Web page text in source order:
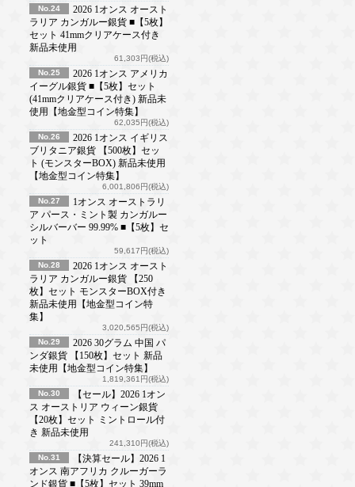
No.24
2026 1オンス オースト
ラリア カンガルー銀貨 ■【5枚】
セット 41mmクリアケース付き
新品未使用
61,303円(税込)
No.25
2026 1オンス アメリカ
イーグル銀貨 ■【5枚】セット
(41mmクリアケース付き) 新品未
使用【地金型コイン特集】
62,035円(税込)
No.26
2026 1オンス イギリス
ブリタニア銀貨 【500枚】セッ
ト (モンスターBOX) 新品未使用
【地金型コイン特集】
6,001,806円(税込)
No.27
1オンス オーストラリ
ア パース・ミント製 カンガルー
シルバーバー 99.99% ■【5枚】セ
ット
59,617円(税込)
No.28
2026 1オンス オースト
ラリア カンガルー銀貨 【250
枚】セット モンスターBOX付き
新品未使用【地金型コイン特
集】
3,020,565円(税込)
No.29
2026 30グラム 中国 パ
ンダ銀貨 【150枚】セット 新品
未使用【地金型コイン特集】
1,819,361円(税込)
No.30
【セール】2026 1オン
ス オーストリア ウィーン銀貨
【20枚】セット ミントロール付
き 新品未使用
241,310円(税込)
No.31
【決算セール】2026 1
オンス 南アフリカ クルーガーラ
ンド銀貨 ■【5枚】セット 39mm